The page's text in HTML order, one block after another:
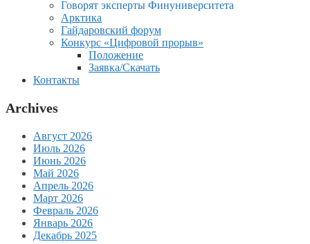
Говорят эксперты Финуниверситета
Арктика
Гайдаровский форум
Конкурс «Цифровой прорыв»
Положение
Заявка/Скачать
Контакты
Archives
Август 2026
Июль 2026
Июнь 2026
Май 2026
Апрель 2026
Март 2026
Февраль 2026
Январь 2026
Декабрь 2025